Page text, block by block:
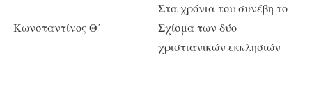
Κωνσταντίνος Θ΄
Στα χρόνια του συνέβη το
Σχίσμα των δύο
χριστιανικών εκκλησιών